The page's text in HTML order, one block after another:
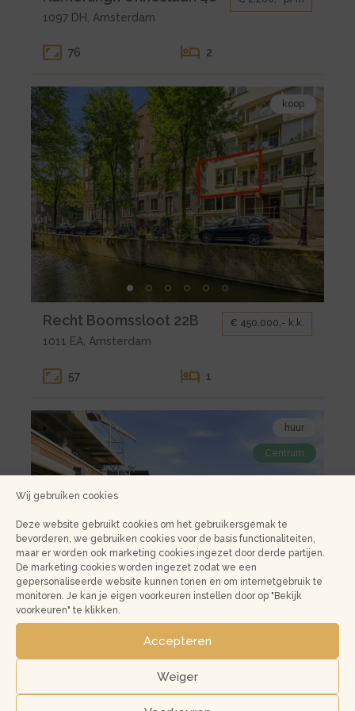
Wij gebruiken cookies
Deze website gebruikt cookies om het gebruikersgemak te
bevorderen, we gebruiken cookies voor de basis functionaliteiten,
maar er worden ook marketing cookies ingezet door derde partijen.
De marketing cookies worden ingezet zodat we een
gepersonaliseerde website kunnen tonen en om internetgebruik te
monitoren. Je kan je eigen voorkeuren instellen door op "Bekijk
voorkeuren" te klikken.
Accepteren
Weiger
voor
huur
Amsterdam
Onneslaan
48
1097 DH, Amsterdam
76 2
Bekijk
de
detail
pagina
van
koop
Amsterdam
Recht
Boomssloot
koop
gallerij
voor
koop
Amsterdam
Boomssloot
22B
Recht Boomssloot 22B
1011 EA, Amsterdam
€ 450.000,- k.k.
57 1
de
detail
pagina
van
Amsterdam
Bickerswerf
84
huur
Centrum
huur
Bickerswerf 84
128 2 Gestoffeerd